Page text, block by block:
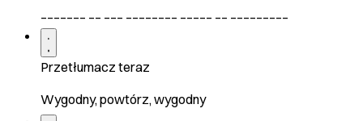
Przetłumacz teraz
Wygodny, powtórz, wygodny